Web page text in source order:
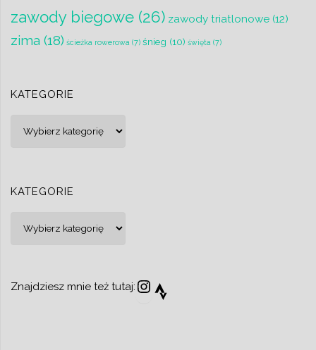
zawody biegowe(26) zawody triatlonowe(12)
zima (18) ścieżka rowerowa (7) śnieg (10) święta (7)
KATEGORIE
KATEGORIE
Znajdziesz mnie też tutaj:Instagram
Strava